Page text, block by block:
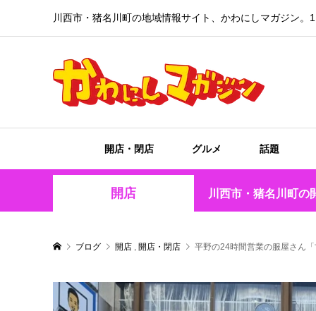
川西市・猪名川町の地域情報サイト、かわにしマガジン。1
開店・閉店 グルメ 話題
開店 川西市・猪名川町の
ブログ 開店 , 開店・閉店 平野の24時間営業の服屋さん